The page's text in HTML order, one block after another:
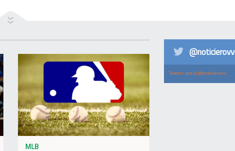
MLB
@noticierovv
Tweets por el @noticierovv.